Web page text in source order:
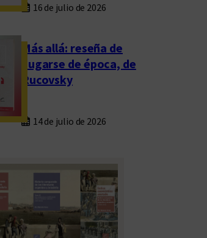
16 de julio de 2026
Más allá: reseña de
Fugarse de época, de
Rucovsky
14 de julio de 2026